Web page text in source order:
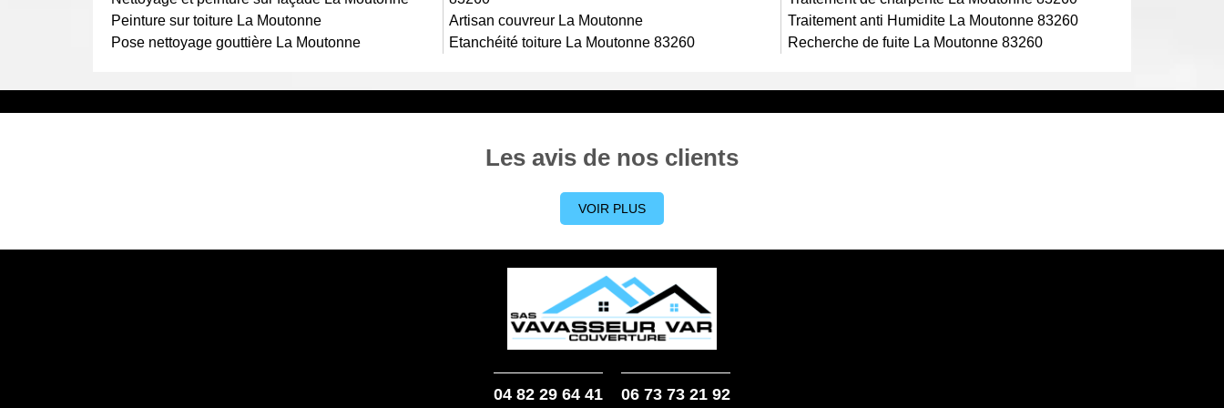
tuiles sont cassées.
Peinture sur toiture La Moutonne
Pose nettoyage gouttière La Moutonne
Artisan couvreur La Moutonne
Etanchéité toiture La Moutonne 83260
Traitement anti Humidite La Moutonne 83260
Recherche de fuite La Moutonne 83260
Les avis de nos clients
VOIR PLUS
04 82 29 64 41 06 73 73 21 92